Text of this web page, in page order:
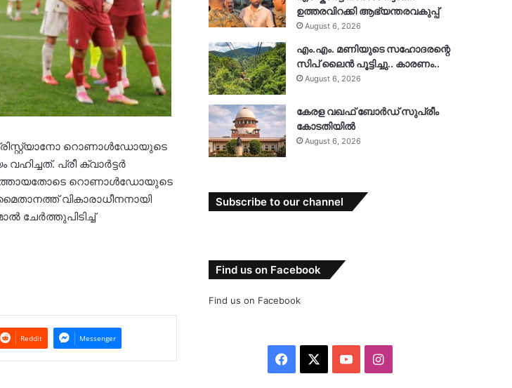
റൊണാള്‍ഡോയുടെ
പ്രീ ക്വാര്‍ട്ടര്‍
റൊണാള്‍ഡോയുടെ
വികാരാധീനനായി
ചേര്‍ത്തുപിടിച്ച്
Reddit Messenger
ഉത്തരവിറക്കി ആഭ്യന്തരവകുപ്പ്
August 6, 2026
എം.എം. മണിയുടെ സഹോദരന്റെ
സിപ് ലൈൻ പൂട്ടിച്ചു.. കാരണം..
August 6, 2026
കേരള വഖഫ് ബോർഡ് സുപ്രീം
കോടതിയിൽ
August 6, 2026
Subscribe to our channel
Find us on Facebook
Find us on Facebook
Facebook YouTubeInstagram